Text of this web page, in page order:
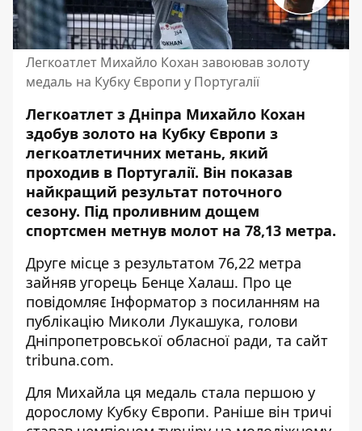
Легкоатлет Михайло Кохан завоював золоту
медаль на Кубку Європи у Португалії
Легкоатлет з Дніпра Михайло Кохан
здобув золото на Кубку Європи з
легкоатлетичних метань, який
проходив в Португалії. Він показав
найкращий результат поточного
сезону. Під проливним дощем
спортсмен метнув молот на 78,13 метра.
Друге місце з результатом 76,22 метра
зайняв угорець Бенце Халаш. Про це
повідомляє Інформатор з посиланням на
публікацію Миколи Лукашука, голови
Дніпропетровської обласної ради, та сайт
tribuna.com.
Для Михайла ця медаль стала першою у
дорослому Кубку Європи. Раніше він тричі